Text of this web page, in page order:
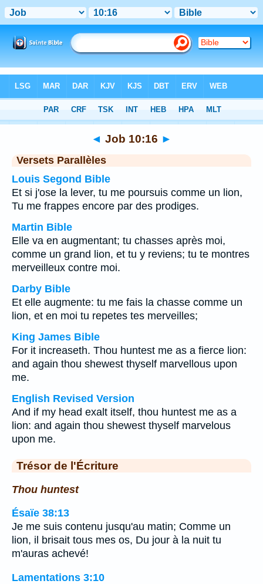
Chapitre 10 > Verset 16
◄ Job 10:16 ►
Versets Parallèles
Louis Segond Bible
Et si j'ose la lever, tu me poursuis comme un lion,
Tu me frappes encore par des prodiges.
Martin Bible
Elle va en augmentant; tu chasses après moi,
comme un grand lion, et tu y reviens; tu te montres
merveilleux contre moi.
Darby Bible
Et elle augmente: tu me fais la chasse comme un
lion, et en moi tu repetes tes merveilles;
King James Bible
For it increaseth. Thou huntest me as a fierce lion:
and again thou shewest thyself marvellous upon
me.
English Revised Version
And if my head exalt itself, thou huntest me as a
lion: and again thou shewest thyself marvelous
upon me.
Trésor de l'Écriture
Thou huntest
Ésaïe 38:13
Je me suis contenu jusqu'au matin; Comme un
lion, il brisait tous mes os, Du jour à la nuit tu
m'auras achevé!
Lamentations 3:10